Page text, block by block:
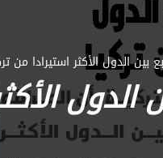
بين الدول الأكثر استيرادا من
الدول